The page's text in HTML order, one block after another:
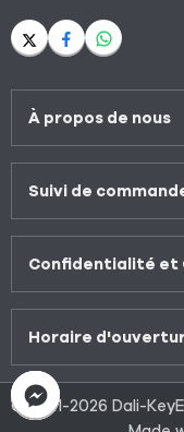
À propos de nous
Suivi de
Confidentialité et
Horaire
© 2021-2026 Dali-